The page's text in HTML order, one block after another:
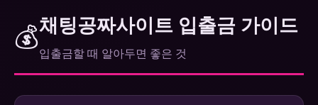
💰채팅공짜사이트 입출금 가이드
입출금할 때 알아두면 좋은 것